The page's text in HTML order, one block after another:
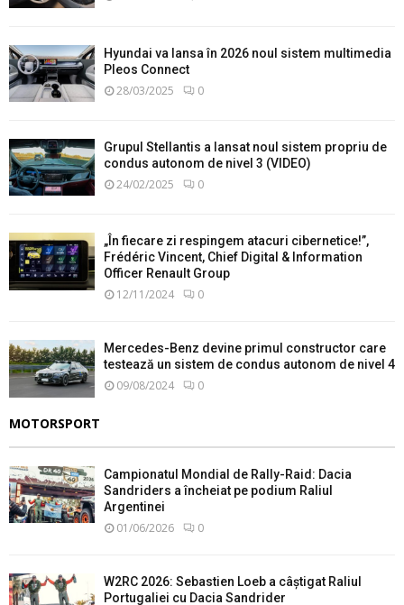
Hyundai va lansa în 2026 noul sistem multimedia
Pleos Connect
28/03/2025 0
Grupul Stellantis a lansat noul sistem propriu de
condus autonom de nivel 3 (VIDEO)
24/02/2025 0
„În fiecare zi respingem atacuri cibernetice!”,
Frédéric Vincent, Chief Digital & Information
Officer Renault Group
12/11/2024 0
Mercedes-Benz devine primul constructor care
testează un sistem de condus autonom de nivel 4
09/08/2024 0
MOTORSPORT
Campionatul Mondial de Rally-Raid: Dacia
Sandriders a încheiat pe podium Raliul
Argentinei
01/06/2026 0
W2RC 2026: Sebastien Loeb a câștigat Raliul
Portugaliei cu Dacia Sandrider